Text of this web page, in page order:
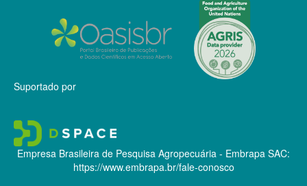
Suportado por
Empresa Brasileira de Pesquisa Agropecuária - Embrapa SAC:
https://www.embrapa.br/fale-conosco